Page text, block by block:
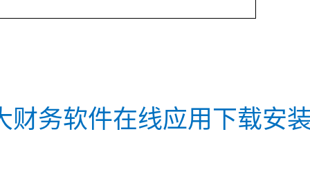
财务软件在线应用下载安